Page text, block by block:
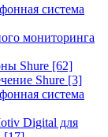
система
мониторинга
Shure [62]
Shure [3]
система
Digital для